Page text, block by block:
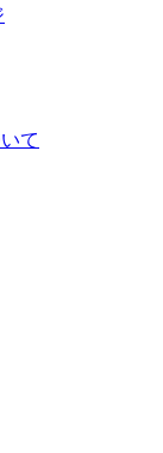
て